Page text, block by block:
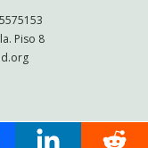
Piso 8